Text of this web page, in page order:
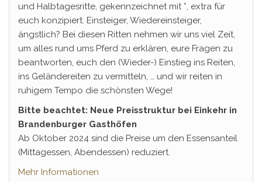
und Halbtagesritte, gekennzeichnet mit *, extra für
euch konzipiert. Einsteiger, Wiedereinsteiger,
ängstlich? Bei diesen Ritten nehmen wir uns viel Zeit,
um alles rund ums Pferd zu erklären, eure Fragen zu
beantworten, euch den (Wieder-) Einstieg ins Reiten,
ins Geländereiten zu vermitteln, … und wir reiten in
ruhigem Tempo die schönsten Wege!
Bitte beachtet: Neue Preisstruktur bei Einkehr in
Brandenburger Gasthöfen
Ab Oktober 2024 sind die Preise um den Essensanteil
(Mittagessen, Abendessen) reduziert.
Mehr Informationen